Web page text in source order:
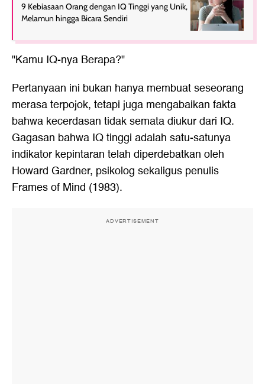
9 Kebiasaan Orang dengan IQ Tinggi yang Unik,
Melamun hingga Bicara Sendiri
"Kamu IQ-nya Berapa?"
Pertanyaan ini bukan hanya membuat seseorang
merasa terpojok, tetapi juga mengabaikan fakta
bahwa kecerdasan tidak semata diukur dari IQ.
Gagasan bahwa IQ tinggi adalah satu-satunya
indikator kepintaran telah diperdebatkan oleh
Howard Gardner, psikolog sekaligus penulis
Frames of Mind (1983).
ADVERTISEMENT